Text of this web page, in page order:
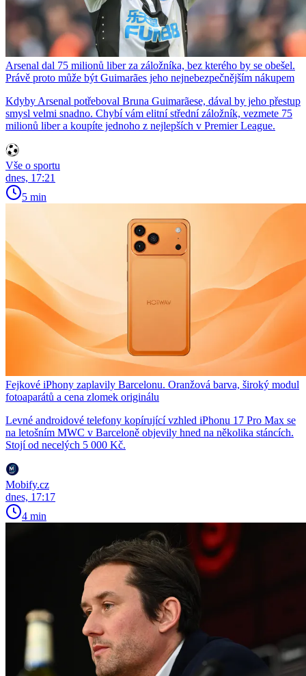
Arsenal dal 75 milionů liber za záložníka, bez kterého by se obešel.
Právě proto může být Guimarães jeho nejnebezpečnějším nákupem
Kdyby Arsenal potřeboval Bruna Guimarãese, dával by jeho přestup
smysl velmi snadno. Chybí vám elitní střední záložník, vezmete 75
milionů liber a koupíte jednoho z nejlepších v Premier League.
Vše o sportu
dnes, 17:21
5 min
Fejkové iPhony zaplavily Barcelonu. Oranžová barva, široký modul
fotoaparátů a cena zlomek originálu
Levné androidové telefony kopírující vzhled iPhonu 17 Pro Max se
na letošním MWC v Barceloně objevily hned na několika stáncích.
Stojí od necelých 5 000 Kč.
Mobify.cz
dnes, 17:17
4 min